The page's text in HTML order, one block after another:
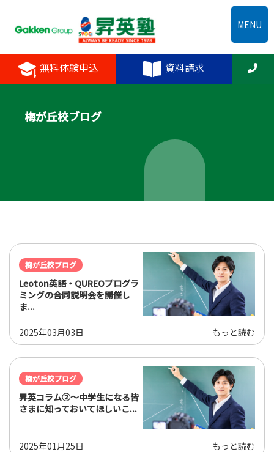
無料体験申込 資料請求
MENU
梅が丘校ブログ
梅が丘校ブログ
Leoton英語・QUREOプログラ
ミングの合同説明会を開催し
ま...
2025年03月03日 もっと読む
梅が丘校ブログ
昇英コラム②～中学生になる皆
さまに知っておいてほしいこ...
2025年01月25日 もっと読む